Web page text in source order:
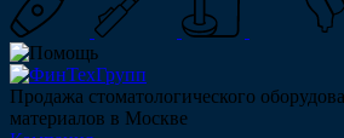
Продажа стоматологического
материалов в Москве